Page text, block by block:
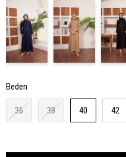
Beden
36 38 40 42